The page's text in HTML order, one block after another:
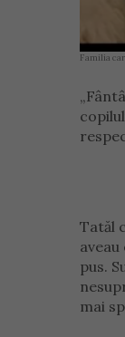
Familia
Tatăl
pus.
mai